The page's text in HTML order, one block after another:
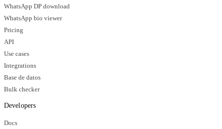
WhatsApp DP download
WhatsApp bio viewer
Pricing
API
Use cases
Integrations
Base de datos
Bulk checker
Developers
Docs